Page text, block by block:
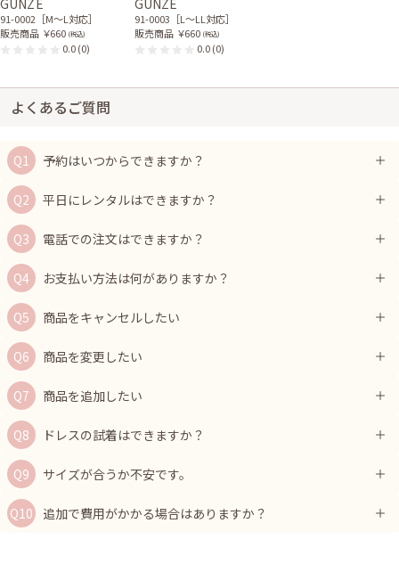
GUNZE
91-0002［M〜L対応］
販売商品 ￥660 (税込)
0.0(0)
GUNZE
91-0003［L〜LL対応］
販売商品 ￥660 (税込)
0.0(0)
よくあるご質問
予約はいつからできますか？
平日にレンタルはできますか？
電話での注文はできますか？
お支払い方法は何がありますか？
商品をキャンセルしたい
商品を変更したい
商品を追加したい
ドレスの試着はできますか？
サイズが合うか不安です。
追加で費用がかかる場合はありますか？